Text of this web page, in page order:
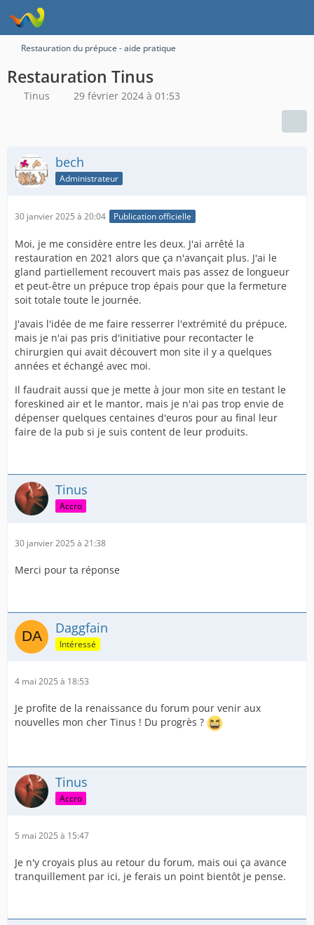
Restauration du prépuce - aide pratique
Restauration Tinus
Tinus 29 février 2024 à 01:53
bech
Administrateur
30 janvier 2025 à 20:04 Publication officielle
Moi, je me considère entre les deux. J'ai arrêté la
restauration en 2021 alors que ça n'avançait plus. J'ai le
gland partiellement recouvert mais pas assez de longueur
et peut-être un prépuce trop épais pour que la fermeture
soit totale toute le journée.
J'avais l'idée de me faire resserrer l'extrémité du prépuce,
mais je n'ai pas pris d'initiative pour recontacter le
chirurgien qui avait découvert mon site il y a quelques
années et échangé avec moi.
Il faudrait aussi que je mette à jour mon site en testant le
foreskined air et le mantor, mais je n'ai pas trop envie de
dépenser quelques centaines d'euros pour au final leur
faire de la pub si je suis content de leur produits.
Tinus
Accro
30 janvier 2025 à 21:38
Merci pour ta réponse
Daggfain
Intéressé
4 mai 2025 à 18:53
Je profite de la renaissance du forum pour venir aux
nouvelles mon cher Tinus ! Du progrès ?
Tinus
Accro
5 mai 2025 à 15:47
Je n'y croyais plus au retour du forum, mais oui ça avance
tranquillement par ici, je ferais un point bientôt je pense.